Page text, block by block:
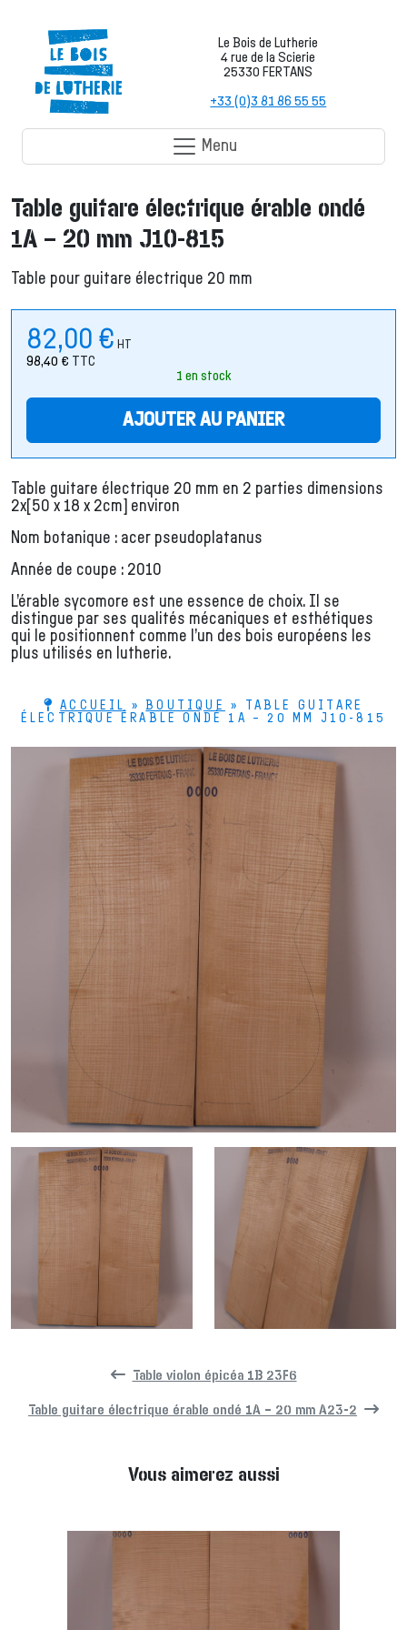
Le Bois de Lutherie
4 rue de la Scierie
25330 FERTANS
+33 (0)3 81 86 55 55
Menu
Table guitare électrique érable ondé
1A – 20 mm J10-815
Table pour guitare électrique 20 mm
82,00 € HT
98,40 € TTC
1 en stock
AJOUTER AU PANIER
Table guitare électrique 20 mm en 2 parties dimensions
2x[50 x 18 x 2cm] environ
Nom botanique : acer pseudoplatanus
Année de coupe : 2010
L’érable sycomore est une essence de choix. Il se
distingue par ses qualités mécaniques et esthétiques
qui le positionnent comme l’un des bois européens les
plus utilisés en lutherie.
ACCUEIL »BOUTIQUE » TABLE GUITARE
ÉLECTRIQUE ÉRABLE ONDÉ 1A – 20 MM J10-815
Table violon épicéa 1B 23F6
Table guitare électrique érable ondé 1A – 20 mm A23-2
Vous aimerez aussi